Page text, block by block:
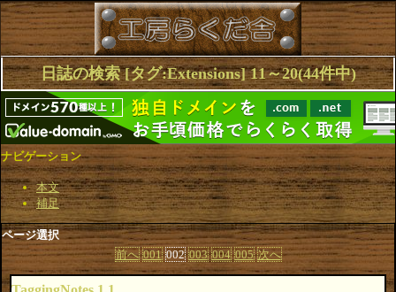
日誌の検索 [タグ:Extensions] 11～20(44件中)
ナビゲーション
本文
補足
ページ選択
前へ 001 002 003 004 005 次へ